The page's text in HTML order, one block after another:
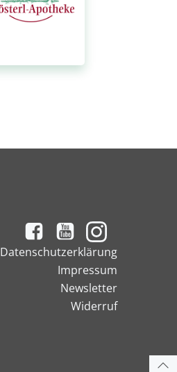
Datenschutzerklärung
Impressum
Newsletter
Widerruf